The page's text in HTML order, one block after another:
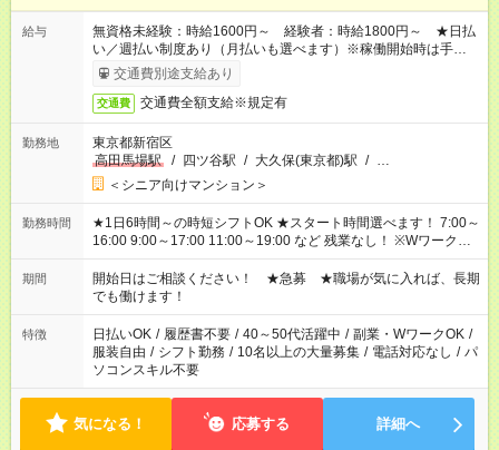
給与
無資格未経験：時給1600円～ 経験者：時給1800円～ ★日払
い／週払い制度あり（月払いも選べます）※稼働開始時は手続き
完了次第のお支払いとなります。
交通費別途支給あり
交通費 交通費全額支給※規定有
勤務地
東京都新宿区
高田馬場駅
/ 四ツ谷駅 / 大久保(東京都)駅 / …
＜シニア向けマンション＞
勤務時間
★1日6時間～の時短シフトOK ★スタート時間選べます！ 7:00～
16:00 9:00～17:00 11:00～19:00 など 残業なし！ ※Wワークの
場合、他のお仕事と合わせ週40時間超の就業はご案内できませ
ん ※法令に基づき、週20時間以上勤務は社会保険への加入対象
となります ※労働者派遣法（日雇い派遣の原則禁止）により、
短時間・短期間の就業はご案内が難しい場合があります
期間
開始日はご相談ください！ ★急募 ★職場が気に入れば、長期
でも働けます！
特徴 日払いOK / 履歴書不要 / 40～50代活躍中 / 副業・WワークOK /
服装自由 / シフト勤務 / 10名以上の大量募集 / 電話対応なし / パ
ソコンスキル不要
気になる！ 応募する 詳細へ